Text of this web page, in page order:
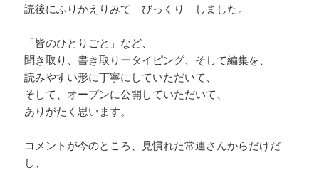
読後にふりかえりみて びっくり しました。
「皆のひとりごと」など、
聞き取り、書き取りータイピング、そして編集を、
読みやすい形に丁寧にしていただいて、
そして、オープンに公開していただいて、
ありがたく思います。
コメントが今のところ、見慣れた常連さんからだけだ
し、